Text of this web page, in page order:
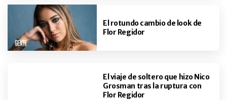
El rotundo cambio de look de
Flor Regidor
El viaje de soltero que hizo Nico
Grosman tras la ruptura con
Flor Regidor